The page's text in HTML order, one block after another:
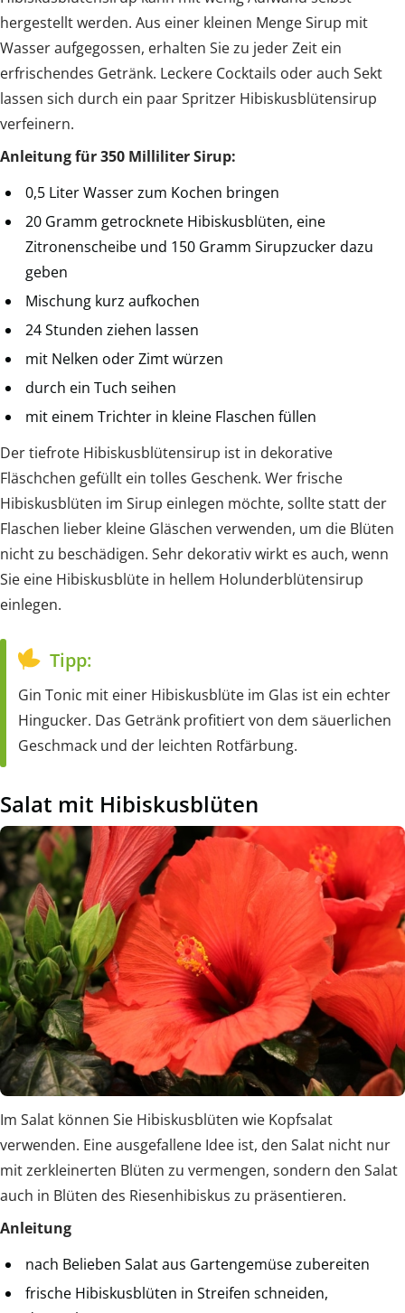
hergestellt werden. Aus einer kleinen Menge Sirup mit
Wasser aufgegossen, erhalten Sie zu jeder Zeit ein
erfrischendes Getränk. Leckere Cocktails oder auch Sekt
lassen sich durch ein paar Spritzer Hibiskusblütensirup
verfeinern.
Anleitung für 350 Milliliter Sirup:
0,5 Liter Wasser zum Kochen bringen
20 Gramm getrocknete Hibiskusblüten, eine
Zitronenscheibe und 150 Gramm Sirupzucker dazu
geben
Mischung kurz aufkochen
24 Stunden ziehen lassen
mit Nelken oder Zimt würzen
durch ein Tuch seihen
mit einem Trichter in kleine Flaschen füllen
Der tiefrote Hibiskusblütensirup ist in dekorative
Fläschchen gefüllt ein tolles Geschenk. Wer frische
Hibiskusblüten im Sirup einlegen möchte, sollte statt der
Flaschen lieber kleine Gläschen verwenden, um die Blüten
nicht zu beschädigen. Sehr dekorativ wirkt es auch, wenn
Sie eine Hibiskusblüte in hellem Holunderblütensirup
einlegen.
Tipp:
Gin Tonic mit einer Hibiskusblüte im Glas ist ein echter
Hingucker. Das Getränk profitiert von dem säuerlichen
Geschmack und der leichten Rotfärbung.
Salat mit Hibiskusblüten
Im Salat können Sie Hibiskusblüten wie Kopfsalat
verwenden. Eine ausgefallene Idee ist, den Salat nicht nur
mit zerkleinerten Blüten zu vermengen, sondern den Salat
auch in Blüten des Riesenhibiskus zu präsentieren.
Anleitung
nach Belieben Salat aus Gartengemüse zubereiten
frische Hibiskusblüten in Streifen schneiden,